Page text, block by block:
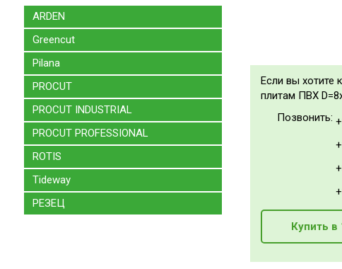
ARDEN
Greencut
Pilana
PROCUT
PROCUT INDUSTRIAL
PROCUT PROFESSIONAL
ROTIS
Tideway
РЕЗЕЦ
Если вы хотите
плитам ПВХ
Позвонить:
Купить в